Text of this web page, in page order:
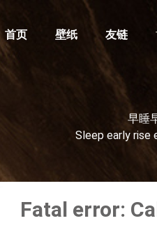
首页 壁纸 友链
早睡
Sleep early rise
Fatal error: